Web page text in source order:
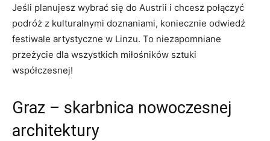
Jeśli planujesz ⁣wybrać się do Austrii i chcesz połączyć
podróż z kulturalnymi doznaniami, koniecznie odwiedź
festiwale artystyczne w Linzu. To ‍niezapomniane
przeżycie dla wszystkich miłośników sztuki
współczesnej!
Graz – skarbnica nowoczesnej
architektury